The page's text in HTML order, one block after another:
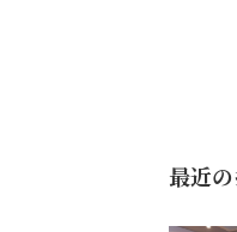
最近